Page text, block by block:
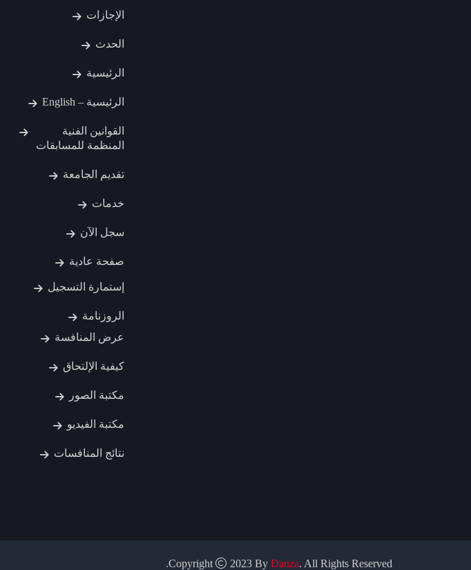
الإجازات
الحدث
الرئيسية
الرئيسية – English
القوانين الفنية
المنظمة للمسابقات
تقديم الجامعة
خدمات
سجل الآن
صفحة عادية
إستمارة التسجيل
الروزنامة
عرض المنافسة
كيفية الإلتحاق
مكتبة الصور
مكتبة الفيديو
نتائج المنافسات
Copyright 2023 By Danza. All Rights Reserved.